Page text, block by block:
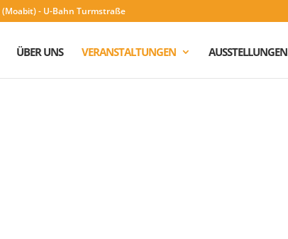
- U-Bahn Turmstraße
ÜBER UNS VERANSTALTUNGEN AUSSTELLUNGEN